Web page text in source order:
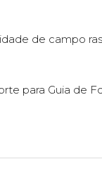
de campo
para Guia de